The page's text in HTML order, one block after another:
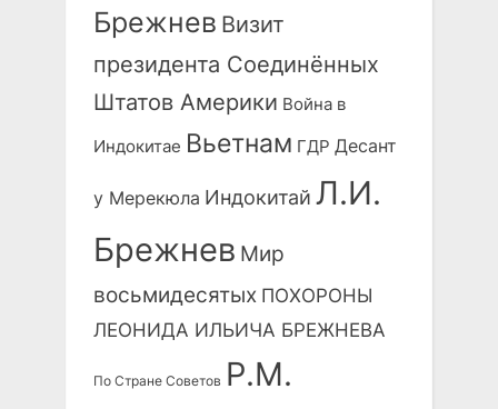
Брежнев Визит
президента Соединённых
Штатов Америки Война в
Индокитае Вьетнам ГДР Десант
у Мерекюла Индокитай Л.И.
Брежнев Мир
восьмидесятых ПОХОРОНЫ
ЛЕОНИДА ИЛЬИЧА БРЕЖНЕВА
По Стране Советов Р.М.